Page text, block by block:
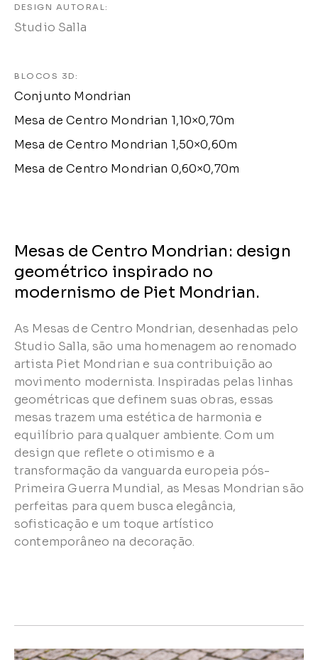
DESIGN AUTORAL:
Studio Salla
BLOCOS 3D:
Conjunto Mondrian
Mesa de Centro Mondrian 1,10×0,70m
Mesa de Centro Mondrian 1,50×0,60m
Mesa de Centro Mondrian 0,60×0,70m
Mesas de Centro Mondrian: design
geométrico inspirado no
modernismo de Piet Mondrian.
As Mesas de Centro Mondrian, desenhadas pelo
Studio Salla, são uma homenagem ao renomado
artista Piet Mondrian e sua contribuição ao
movimento modernista. Inspiradas pelas linhas
geométricas que definem suas obras, essas
mesas trazem uma estética de harmonia e
equilíbrio para qualquer ambiente. Com um
design que reflete o otimismo e a
transformação da vanguarda europeia pós-
Primeira Guerra Mundial, as Mesas Mondrian são
perfeitas para quem busca elegância,
sofisticação e um toque artístico
contemporâneo na decoração.